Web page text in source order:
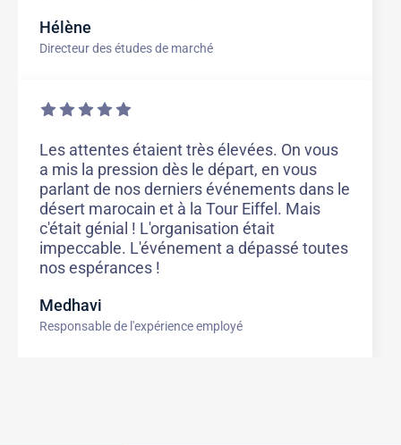
Hélène
Directeur des études de marché
Les attentes étaient très élevées. On vous
a mis la pression dès le départ, en vous
parlant de nos derniers événements dans le
désert marocain et à la Tour Eiffel. Mais
c'était génial ! L'organisation était
impeccable. L'événement a dépassé toutes
nos espérances !
Medhavi
Responsable de l'expérience employé